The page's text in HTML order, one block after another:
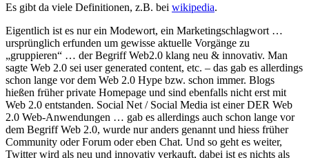
Es gibt da viele Definitionen, z.B. bei wikipedia.
Eigentlich ist es nur ein Modewort, ein Marketingschlagwort …
ursprünglich erfunden um gewisse aktuelle Vorgänge zu
„gruppieren“ … der Begriff Web2.0 klang neu & innovativ. Man
sagte Web 2.0 sei user generated content, etc. – das gab es allerdings
schon lange vor dem Web 2.0 Hype bzw. schon immer. Blogs
hießen früher private Homepage und sind ebenfalls nicht erst mit
Web 2.0 entstanden. Social Net / Social Media ist einer DER Web
2.0 Web-Anwendungen … gab es allerdings auch schon lange vor
dem Begriff Web 2.0, wurde nur anders genannt und hiess früher
Community oder Forum oder eben Chat. Und so geht es weiter,
Twitter wird als neu und innovativ verkauft, dabei ist es nichts als